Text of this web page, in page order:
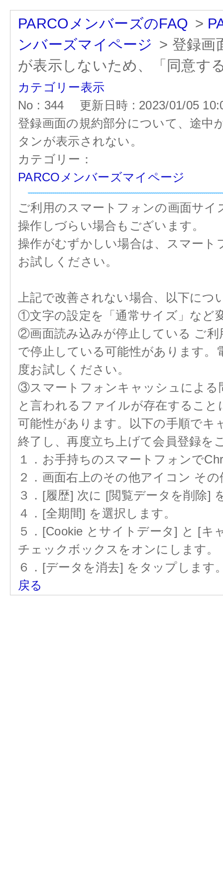
PARCOメンバーズのFAQ >
ンバーズマイページ > 登録画
が表示しないため、「同意す
カテゴリー表示
No : 344
更新日時 : 2023/01/05
登録画面の規約部分について、途中
タンが表示されない。
カテゴリー：
PARCOメンバーズマイページ
ご利用のスマートフォンの画面サ
操作しづらい場合もございます。
操作がむずかしい場合は、スマート
お試しください。
上記で改善されない場合、以下に
①文字の設定を「通常サイズ」など
②画面読み込みが停止している ご
で停止している可能性があります。
度お試しください。
③スマートフォンキャッシュによる
と言われるファイルが存在するこ
可能性があります。以下の手順で
終了し、再度立ち上げて会員登録を
１．お手持ちのスマートフォンで
２．画面右上のその他アイコン そ
３．[履歴] 次に [閲覧データを削除]
４．[全期間] を選択します。
５．[Cookie とサイトデータ] と [
チェックボックスをオンにします。
６．[データを消去] をタップします
戻る